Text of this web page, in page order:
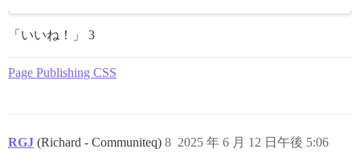
「いいね！」 3
Page Publishing CSS
RGJ (Richard - Communiteq) 2025 年 6 月 12 日午後 5:06
8